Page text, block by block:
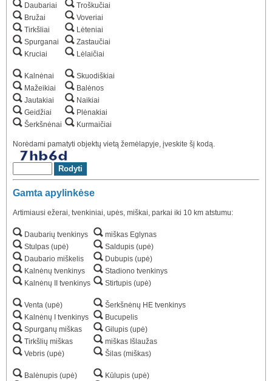
Daubariai
Bružai
Tirkšliai
Spurganai
Kruciai
Kalnėnai
Mažeikiai
Jautakiai
Geidžiai
Šerkšnėnai
Troškučiai
Voveriai
Lėteniai
Zastaučiai
Lėlaičiai
Skuodiškiai
Balėnos
Naikiai
Plėnakiai
Kurmaičiai
Norėdami pamatyti objektų vietą žemėlapyje, įveskite šį kodą.
Gamta apylinkėse
Artimiausi ežerai, tvenkiniai, upės, miškai, parkai iki 10 km atstumu:
Daubarių tvenkinys
Stulpas (upė)
Daubario miškelis
Kalnėnų tvenkinys
Kalnėnų II tvenkinys
Venta (upė)
Kalnėnų I tvenkinys
Spurganų miškas
Tirkšlių miškas
Vebris (upė)
Balėnupis (upė)
miškas Eglynas
Saldupis (upė)
Dubupis (upė)
Stadiono tvenkinys
Stirtupis (upė)
Šerkšnėnų HE tvenkinys
Bucupelis
Gilupis (upė)
miškas Išlaužas
Šilas (miškas)
Kūlupis (upė)